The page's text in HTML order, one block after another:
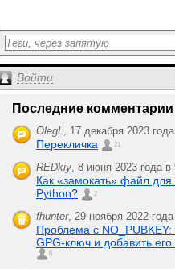
Войти
Последние комментарии
OlegL, 17 декабря 2023
Перекличка 21
REDkiy, 8 июня 2023 года
Как «замокать» файл для
Python?
2
fhunter, 29 ноября 2022
Проблема с NO_PUBKEY:
GPG-ключ и добавить его
6